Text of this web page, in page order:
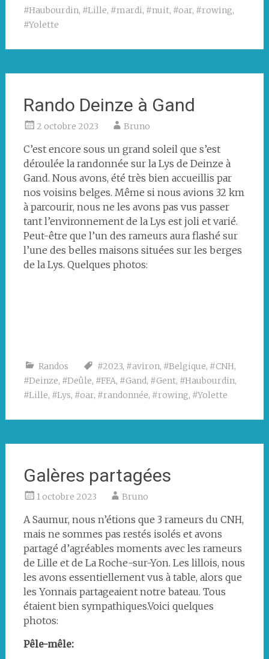
#Haubourdin, #Lille, #mardi, #nuit, #oar, #rowing,
#Yolette
Rando Deinze à Gand
2 octobre 2023 Bruno
C’est encore sous un grand soleil que s’est
déroulée la randonnée sur la Lys de Deinze à
Gand. Nous avons, été très bien accueillis par
nos voisins belges. Même si nous avions 32 km
à parcourir, nous ne les avons pas vus passer
tant l’environnement de la Lys est joli et varié.
Peut-être que l’un des rameurs aura flashé sur
l’une des belles maisons situées sur les berges
de la Lys. Quelques photos:
Randos #2023, #aviron, #Belgique, #CNH,
#Deinze, #Deûle, #FFA, #Gand, #Gent, #Haubourdin,
#Lille, #Lys, #oar, #randonnée, #rowing, #Yolette
Galères partagées
1 octobre 2023 Bruno
A Saumur, nous n’étions que 3 rameurs du CNH,
mais ne sommes pas restés isolés et avons
partagé d’agréables moments avec les rameurs
de Lille et de La Roche-sur-Yon. Les lillois, nous
les avons essentiellement vus à table, alors que
les Yonnais partageaient notre bateau. Tous
étaient bien sympathiques.Voici quelques
photos:
Pêle-mêle: